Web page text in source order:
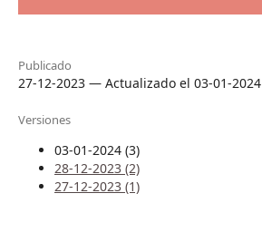
Publicado
27-12-2023 — Actualizado el 03-01-2024
Versiones
03-01-2024 (3)
28-12-2023 (2)
27-12-2023 (1)